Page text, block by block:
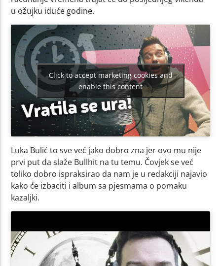
u ožujku iduće godine.
Click to accept marketing cookies and
enable this content
Luka Bulić to sve već jako dobro zna jer ovo mu nije
prvi put da slaže Bullhit na tu temu. Čovjek se već
toliko dobro ispraksirao da nam je u redakciji najavio
kako će izbaciti i album sa pjesmama o pomaku
kazaljki.